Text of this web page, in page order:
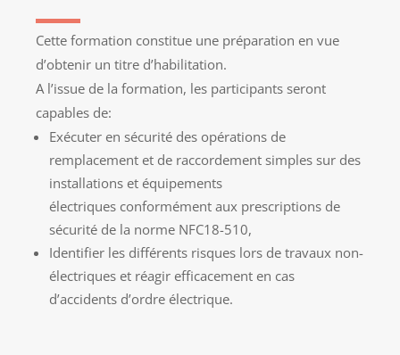
Cette formation constitue une préparation en vue
d’obtenir un titre d’habilitation.
A l’issue de la formation, les participants seront
capables de:
Exécuter en sécurité des opérations de
remplacement et de raccordement simples sur des
installations et équipements
électriques conformément aux prescriptions de
sécurité de la norme NFC18-510,
Identifier les différents risques lors de travaux non-
électriques et réagir efficacement en cas
d’accidents d’ordre électrique.